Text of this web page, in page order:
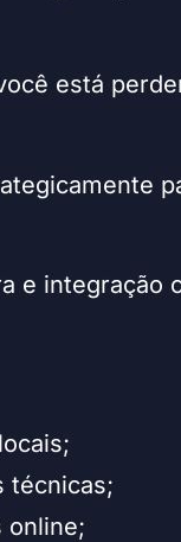
está
e integração
técnicas;
online;